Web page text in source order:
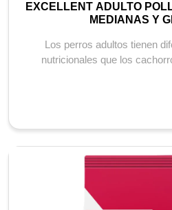
EXCELLENT ADULTO
MEDIANAS Y
Los perros adultos tienen
nutricionales que los